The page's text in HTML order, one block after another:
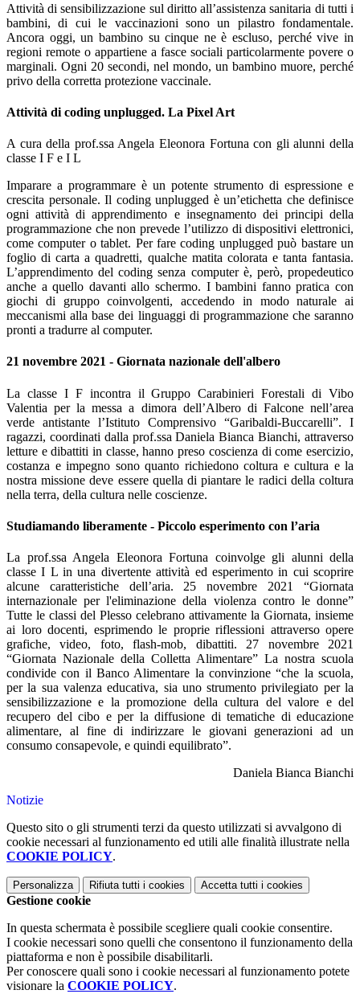
Attività di sensibilizzazione sul diritto all’assistenza sanitaria di tutti i
bambini, di cui le vaccinazioni sono un pilastro fondamentale.
Ancora oggi, un bambino su cinque ne è escluso, perché vive in
regioni remote o appartiene a fasce sociali particolarmente povere o
marginali. Ogni 20 secondi, nel mondo, un bambino muore, perché
privo della corretta protezione vaccinale.
Attività di coding unplugged. La Pixel Art
A cura della prof.ssa Angela Eleonora Fortuna con gli alunni della
classe I F e I L
Imparare a programmare è un potente strumento di espressione e
crescita personale. Il coding unplugged è un’etichetta che definisce
ogni attività di apprendimento e insegnamento dei principi della
programmazione che non prevede l’utilizzo di dispositivi elettronici,
come computer o tablet. Per fare coding unplugged può bastare un
foglio di carta a quadretti, qualche matita colorata e tanta fantasia.
L’apprendimento del coding senza computer è, però, propedeutico
anche a quello davanti allo schermo. I bambini fanno pratica con
giochi di gruppo coinvolgenti, accedendo in modo naturale ai
meccanismi alla base dei linguaggi di programmazione che saranno
pronti a tradurre al computer.
21 novembre 2021 - Giornata nazionale dell'albero
La classe I F incontra il Gruppo Carabinieri Forestali di Vibo
Valentia per la messa a dimora dell’Albero di Falcone nell’area
verde antistante l’Istituto Comprensivo “Garibaldi-Buccarelli”. I
ragazzi, coordinati dalla prof.ssa Daniela Bianca Bianchi, attraverso
letture e dibattiti in classe, hanno preso coscienza di come esercizio,
costanza e impegno sono quanto richiedono coltura e cultura e la
nostra missione deve essere quella di piantare le radici della coltura
nella terra, della cultura nelle coscienze.
Studiamando liberamente - Piccolo esperimento con l’aria
La prof.ssa Angela Eleonora Fortuna coinvolge gli alunni della
classe I L in una divertente attività ed esperimento in cui scoprire
alcune caratteristiche dell’aria. 25 novembre 2021 “Giornata
internazionale per l'eliminazione della violenza contro le donne”
Tutte le classi del Plesso celebrano attivamente la Giornata, insieme
ai loro docenti, esprimendo le proprie riflessioni attraverso opere
grafiche, video, foto, flash-mob, dibattiti. 27 novembre 2021
“Giornata Nazionale della Colletta Alimentare” La nostra scuola
condivide con il Banco Alimentare la convinzione “che la scuola,
per la sua valenza educativa, sia uno strumento privilegiato per la
sensibilizzazione e la promozione della cultura del valore e del
recupero del cibo e per la diffusione di tematiche di educazione
alimentare, al fine di indirizzare le giovani generazioni ad un
consumo consapevole, e quindi equilibrato”.
Daniela Bianca Bianchi
Notizie
Questo sito o gli strumenti terzi da questo utilizzati si avvalgono di
cookie necessari al funzionamento ed utili alle finalità illustrate nella
COOKIE POLICY.
Personalizza Rifiuta tutti i cookies Accetta tutti i cookies
Gestione cookie
In questa schermata è possibile scegliere quali cookie consentire.
I cookie necessari sono quelli che consentono il funzionamento della
piattaforma e non è possibile disabilitarli.
Per conoscere quali sono i cookie necessari al funzionamento potete
visionare la COOKIE POLICY.